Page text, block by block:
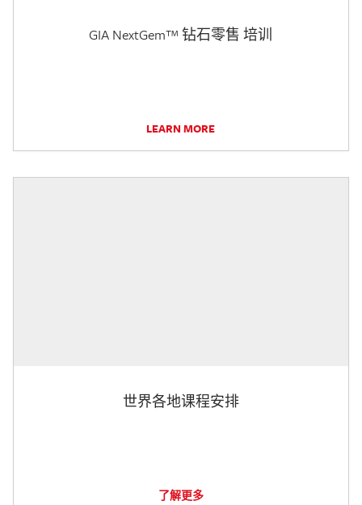
GIA NextGem™ 钻石零售 培训
LEARN MORE
世界各地课程安排
了解更多